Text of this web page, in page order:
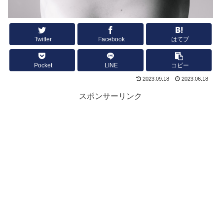
Twitter Facebook はてブ
Pocket LINE コピー
2023.09.18 2023.06.18
スポンサーリンク